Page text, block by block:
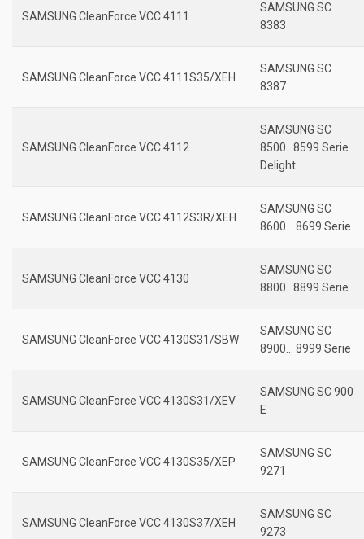
SAMSUNG CleanForce VCC 4111
SAMSUNG SC
8383
SAMSUNG CleanForce VCC 4111S35/XEH
SAMSUNG SC
8387
SAMSUNG CleanForce VCC 4112
SAMSUNG SC
8500…8599 Serie
Delight
SAMSUNG CleanForce VCC 4112S3R/XEH
SAMSUNG SC
8600… 8699 Serie
SAMSUNG CleanForce VCC 4130
SAMSUNG SC
8800…8899 Serie
SAMSUNG CleanForce VCC 4130S31/SBW
SAMSUNG SC
8900… 8999 Serie
SAMSUNG CleanForce VCC 4130S31/XEV
SAMSUNG SC 900
E
SAMSUNG CleanForce VCC 4130S35/XEP
SAMSUNG SC
9271
SAMSUNG CleanForce VCC 4130S37/XEH
SAMSUNG SC
9273